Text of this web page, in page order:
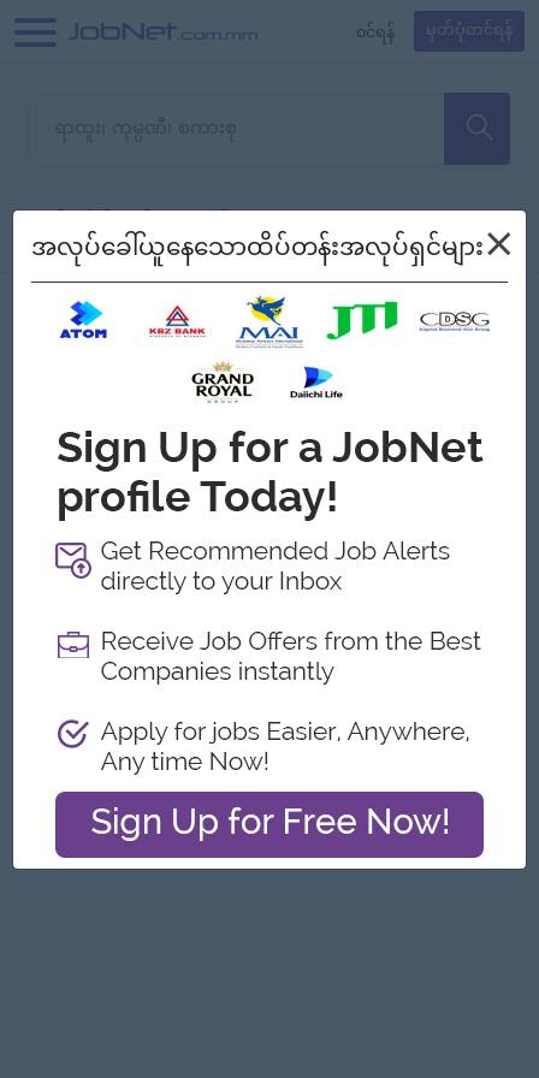
၀င်ရန် မှတ်ပုံတင်ရန်
သော အလုပ်မရှိသေးပါ။
စစ်ရန် စဉ်၍ကြည့်မည်
Myanmar
အလုပ်ခေါ်ယူနေသောထိပ်တန်းအလုပ်ရှင်များ×